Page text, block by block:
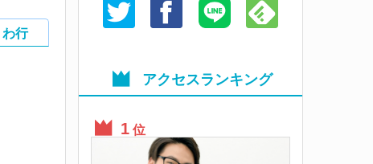
わ行
アクセスランキング
位